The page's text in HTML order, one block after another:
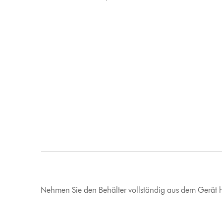
Nehmen Sie den Behälter vollständig aus dem Gerät